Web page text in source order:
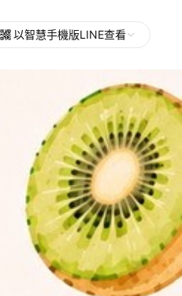
以智慧手機版LINE查看